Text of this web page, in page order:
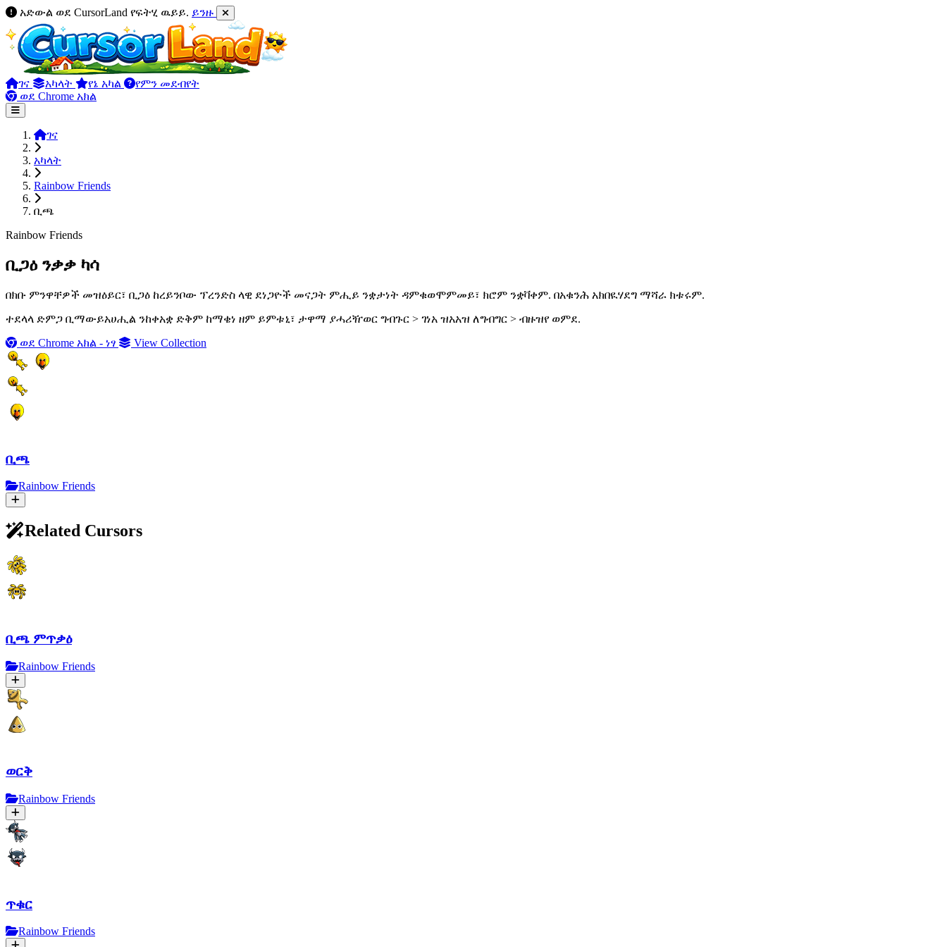
አድውል ወደ CursorLand የፍትሂ ዉይይ. ይንዙ
ገና አካላት የኔ አካል
የምን መደብየት
ወደ Chrome አክል
ገና
አካላት
Rainbow Friends
ቢጫ
Rainbow Friends
ቢጋዕ ንቃቃ ካሳ
በክቡ ምንዋቸዎች መዝዕይር፣ ቢጋዕ ከረይንቦው ፕረንድስ ላዊ ደነጋዮች መናጋት ምሒይ ንቋታነት ዳምቁወሞምመይ፣ ክሮም ንቋቫቀም. በአቁንሕ አክበዪሃደግ ማሻራ ክቱሩም.
ተደላላ ድምጋ ቢማውይአሀሒል ንከቀአቋ ድቅም ከማቄነ ዘም ይምቱኒ፣ ታዋማ ያሓሪዥወር ግብጉር > ገነአ ዝአአዝ ለግብግር > ብዙዝየ ወምደ.
ወደ Chrome አክል - ነፃ
View Collection
ቢጫ
Rainbow Friends
Related Cursors
ቢጫ ምጥቃዕ
Rainbow Friends
ወርቅ
Rainbow Friends
ጥቁር
Rainbow Friends